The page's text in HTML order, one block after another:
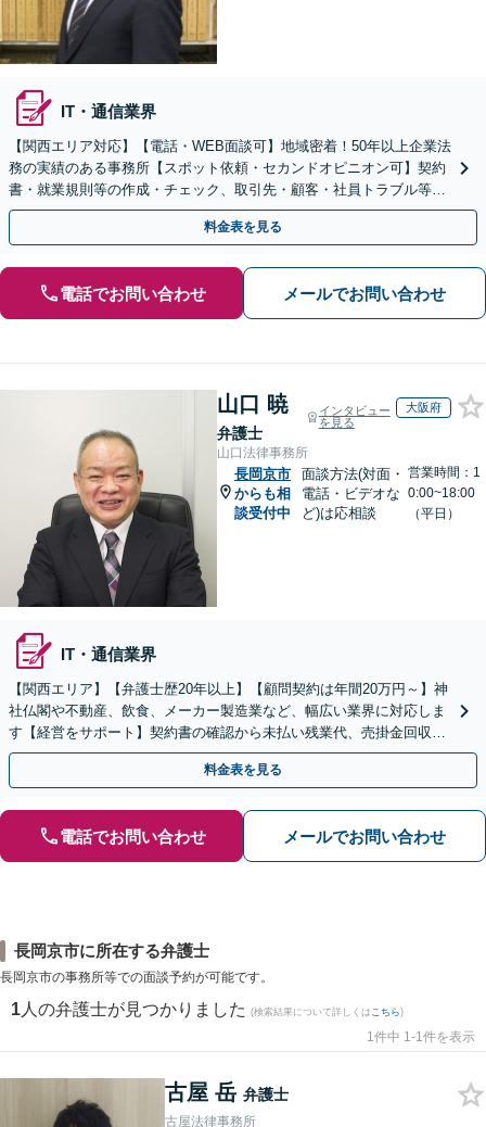
IT・通信業界
【関西エリア対応】【電話・WEB面談可】地域密着！50年以上企業法
務の実績のある事務所【スポット依頼・セカンドオピニオン可】契約
書・就業規則等の作成・チェック、取引先・顧客・社員トラブル等、
お気軽にご相談ください【事前予約で休日・夜間対応】
料金表を見る
電話でお問い合わせ メールでお問い合わせ
山口 暁
弁護士
インタビュー
を見る
大阪府
山口法律事務所
長岡京市
からも相
談受付中
面談方法(対面・
電話・ビデオな
ど)は応相談
営業時間：1
0:00~18:00
（平日）
IT・通信業界
【関西エリア】【弁護士歴20年以上】【顧問契約は年間20万円～】神
社仏閣や不動産、飲食、メーカー製造業など、幅広い業界に対応しま
す【経営をサポート】契約書の確認から未払い残業代、売掛金回収、
事業承継までお任せください【初回面談無料】
料金表を見る
電話でお問い合わせ メールでお問い合わせ
長岡京市に所在する弁護士
長岡京市の事務所等での面談予約が可能です。
1 人の弁護士が見つかりました (検索結果について詳しくは こちら)
1件中 1-1件を表示
古屋 岳 弁護士
古屋法律事務所